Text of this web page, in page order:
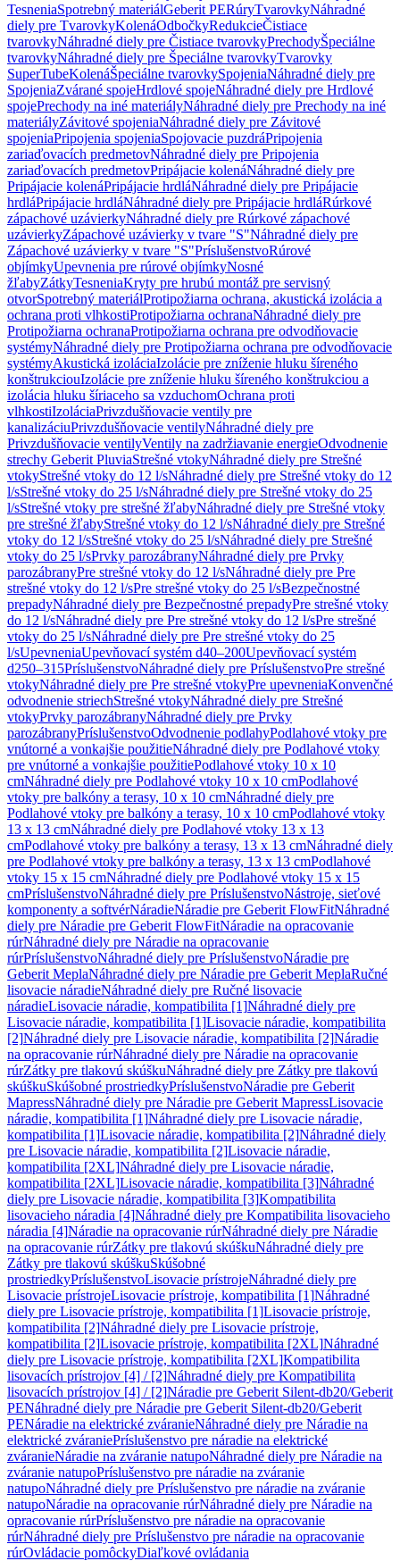
TesneniaSpotrebný materiálGeberit PERúryTvarovkyNáhradné
diely pre TvarovkyKolenáOdbočkyRedukcieČistiace
tvarovkyNáhradné diely pre Čistiace tvarovkyPrechodyŠpeciálne
tvarovkyNáhradné diely pre Špeciálne tvarovkyTvarovky
SuperTubeKolenáŠpeciálne tvarovkySpojeniaNáhradné diely pre
SpojeniaZvárané spojeHrdlové spojeNáhradné diely pre Hrdlové
spojePrechody na iné materiályNáhradné diely pre Prechody na iné
materiályZávitové spojeniaNáhradné diely pre Závitové
spojeniaPripojenia spojeniaSpojovacie puzdráPripojenia
zariaďovacích predmetovNáhradné diely pre Pripojenia
zariaďovacích predmetovPripájacie kolenáNáhradné diely pre
Pripájacie kolenáPripájacie hrdláNáhradné diely pre Pripájacie
hrdláPripájacie hrdláNáhradné diely pre Pripájacie hrdláRúrkové
zápachové uzávierkyNáhradné diely pre Rúrkové zápachové
uzávierkyZápachové uzávierky v tvare "S"Náhradné diely pre
Zápachové uzávierky v tvare "S"PríslušenstvoRúrové
objímkyUpevnenia pre rúrové objímkyNosné
žľabyZátkyTesneniaKryty pre hrubú montáž pre servisný
otvorSpotrebný materiálProtipožiarna ochrana, akustická izolácia a
ochrana proti vlhkostiProtipožiarna ochranaNáhradné diely pre
Protipožiarna ochranaProtipožiarna ochrana pre odvodňovacie
systémyNáhradné diely pre Protipožiarna ochrana pre odvodňovacie
systémyAkustická izoláciaIzolácie pre zníženie hluku šíreného
konštrukciouIzolácie pre zníženie hluku šíreného konštrukciou a
izolácia hluku šíriaceho sa vzduchomOchrana proti
vlhkostiIzoláciaPrivzdušňovacie ventily pre
kanalizáciuPrivzdušňovacie ventilyNáhradné diely pre
Privzdušňovacie ventilyVentily na zadržiavanie energieOdvodnenie
strechy Geberit PluviaStrešné vtokyNáhradné diely pre Strešné
vtokyStrešné vtoky do 12 l/sNáhradné diely pre Strešné vtoky do 12
l/sStrešné vtoky do 25 l/sNáhradné diely pre Strešné vtoky do 25
l/sStrešné vtoky pre strešné žľabyNáhradné diely pre Strešné vtoky
pre strešné žľabyStrešné vtoky do 12 l/sNáhradné diely pre Strešné
vtoky do 12 l/sStrešné vtoky do 25 l/sNáhradné diely pre Strešné
vtoky do 25 l/sPrvky parozábranyNáhradné diely pre Prvky
parozábranyPre strešné vtoky do 12 l/sNáhradné diely pre Pre
strešné vtoky do 12 l/sPre strešné vtoky do 25 l/sBezpečnostné
prepadyNáhradné diely pre Bezpečnostné prepadyPre strešné vtoky
do 12 l/sNáhradné diely pre Pre strešné vtoky do 12 l/sPre strešné
vtoky do 25 l/sNáhradné diely pre Pre strešné vtoky do 25
l/sUpevneniaUpevňovací systém d40–200Upevňovací systém
d250–315PríslušenstvoNáhradné diely pre PríslušenstvoPre strešné
vtokyNáhradné diely pre Pre strešné vtokyPre upevneniaKonvenčné
odvodnenie striechStrešné vtokyNáhradné diely pre Strešné
vtokyPrvky parozábranyNáhradné diely pre Prvky
parozábranyPríslušenstvoOdvodnenie podlahyPodlahové vtoky pre
vnútorné a vonkajšie použitieNáhradné diely pre Podlahové vtoky
pre vnútorné a vonkajšie použitiePodlahové vtoky 10 x 10
cmNáhradné diely pre Podlahové vtoky 10 x 10 cmPodlahové
vtoky pre balkóny a terasy, 10 x 10 cmNáhradné diely pre
Podlahové vtoky pre balkóny a terasy, 10 x 10 cmPodlahové vtoky
13 x 13 cmNáhradné diely pre Podlahové vtoky 13 x 13
cmPodlahové vtoky pre balkóny a terasy, 13 x 13 cmNáhradné diely
pre Podlahové vtoky pre balkóny a terasy, 13 x 13 cmPodlahové
vtoky 15 x 15 cmNáhradné diely pre Podlahové vtoky 15 x 15
cmPríslušenstvoNáhradné diely pre PríslušenstvoNástroje, sieťové
komponenty a softvérNáradieNáradie pre Geberit FlowFitNáhradné
diely pre Náradie pre Geberit FlowFitNáradie na opracovanie
rúrNáhradné diely pre Náradie na opracovanie
rúrPríslušenstvoNáhradné diely pre PríslušenstvoNáradie pre
Geberit MeplaNáhradné diely pre Náradie pre Geberit MeplaRučné
lisovacie náradieNáhradné diely pre Ručné lisovacie
náradieLisovacie náradie, kompatibilita [1]Náhradné diely pre
Lisovacie náradie, kompatibilita [1]Lisovacie náradie, kompatibilita
[2]Náhradné diely pre Lisovacie náradie, kompatibilita [2]Náradie
na opracovanie rúrNáhradné diely pre Náradie na opracovanie
rúrZátky pre tlakovú skúškuNáhradné diely pre Zátky pre tlakovú
skúškuSkúšobné prostriedkyPríslušenstvoNáradie pre Geberit
MapressNáhradné diely pre Náradie pre Geberit MapressLisovacie
náradie, kompatibilita [1]Náhradné diely pre Lisovacie náradie,
kompatibilita [1]Lisovacie náradie, kompatibilita [2]Náhradné diely
pre Lisovacie náradie, kompatibilita [2]Lisovacie náradie,
kompatibilita [2XL]Náhradné diely pre Lisovacie náradie,
kompatibilita [2XL]Lisovacie náradie, kompatibilita [3]Náhradné
diely pre Lisovacie náradie, kompatibilita [3]Kompatibilita
lisovacieho náradia [4]Náhradné diely pre Kompatibilita lisovacieho
náradia [4]Náradie na opracovanie rúrNáhradné diely pre Náradie
na opracovanie rúrZátky pre tlakovú skúškuNáhradné diely pre
Zátky pre tlakovú skúškuSkúšobné
prostriedkyPríslušenstvoLisovacie prístrojeNáhradné diely pre
Lisovacie prístrojeLisovacie prístroje, kompatibilita [1]Náhradné
diely pre Lisovacie prístroje, kompatibilita [1]Lisovacie prístroje,
kompatibilita [2]Náhradné diely pre Lisovacie prístroje,
kompatibilita [2]Lisovacie prístroje, kompatibilita [2XL]Náhradné
diely pre Lisovacie prístroje, kompatibilita [2XL]Kompatibilita
lisovacích prístrojov [4] / [2]Náhradné diely pre Kompatibilita
lisovacích prístrojov [4] / [2]Náradie pre Geberit Silent-db20/Geberit
PENáhradné diely pre Náradie pre Geberit Silent-db20/Geberit
PENáradie na elektrické zváranieNáhradné diely pre Náradie na
elektrické zváraniePríslušenstvo pre náradie na elektrické
zváranieNáradie na zváranie natupoNáhradné diely pre Náradie na
zváranie natupoPríslušenstvo pre náradie na zváranie
natupoNáhradné diely pre Príslušenstvo pre náradie na zváranie
natupoNáradie na opracovanie rúrNáhradné diely pre Náradie na
opracovanie rúrPríslušenstvo pre náradie na opracovanie
rúrNáhradné diely pre Príslušenstvo pre náradie na opracovanie
rúrOvládacie pomôckyDiaľkové ovládania